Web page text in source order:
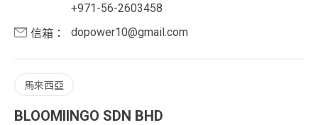
+971-56-2603458
信箱：
dopower10@gmail.com
馬來西亞
BLOOMIINGO SDN BHD